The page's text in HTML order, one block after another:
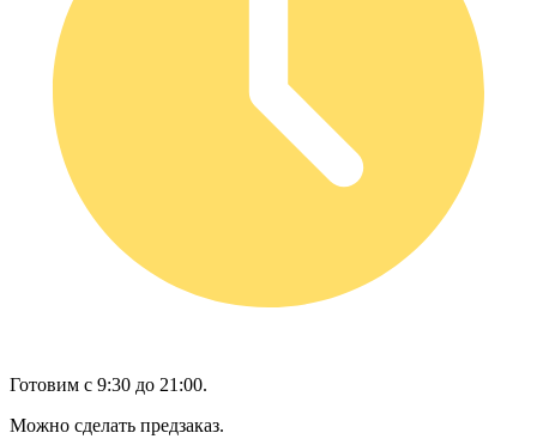
Готовим с 9:30 до 21:00.
Можно сделать предзаказ.